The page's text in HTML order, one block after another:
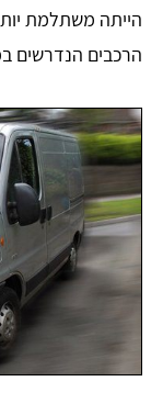
הייתה משתלמת
הרכבים הנדרשים